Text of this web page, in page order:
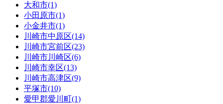
大和市(1)
小田原市(1)
小金井市(1)
川崎市中原区(14)
川崎市宮前区(23)
川崎市川崎区(6)
川崎市幸区(13)
川崎市高津区(9)
平塚市(10)
愛甲郡愛川町(1)